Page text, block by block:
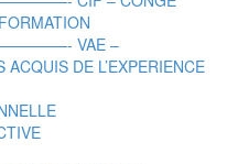
VAE –
ACQUIS DE L’EXPERIENCE